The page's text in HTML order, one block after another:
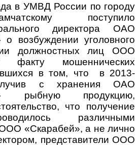
в УМВД России по городу
Камчатскому поступило
директора ОАО
возбуждении уголовного
должностных лиц ООО
факту мошеннических
в том, что в 2013-
с хранения ОАО
рыбную продукцию,
что получение
различными
«Скарабей», а не лично
представители ООО